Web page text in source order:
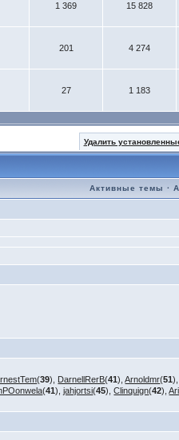
1 369 15 828
201 4 274
27 1 183
Удалить
Активные темы ·
(39), DarnellRerB(41),Arnoldmr(51),
(41),jahjortsi(45),Clinquign(42),